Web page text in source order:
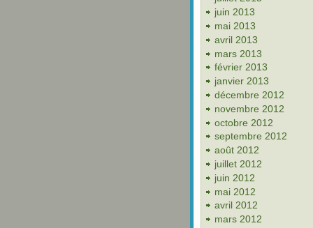
juin 2013
mai 2013
avril 2013
mars 2013
février 2013
janvier 2013
décembre 2012
novembre 2012
octobre 2012
septembre 2012
août 2012
juillet 2012
juin 2012
mai 2012
avril 2012
mars 2012